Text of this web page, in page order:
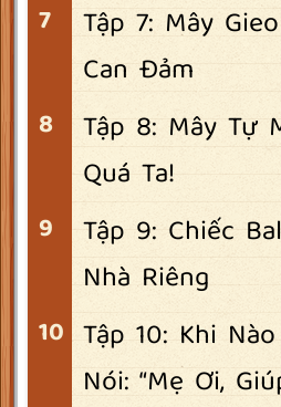
Tập 7: Mây
Can Đảm
Tập 8: Mây Tự
Quá Ta!
Tập 9: Chiếc
Nhà Riêng
Tập 10: Khi
Nói: “Mẹ Ơi,